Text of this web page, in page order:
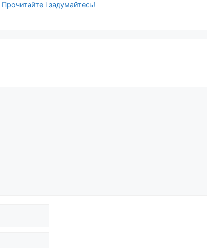
і задумайтесь!